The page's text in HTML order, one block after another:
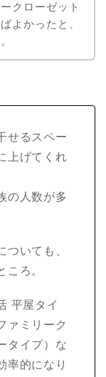
クローゼット
よかったと、
せるスペー
上げてくれ
の人数が多
ついても、
ころ。
平屋タイ
ァミリーク
タイプ）な
率的になり